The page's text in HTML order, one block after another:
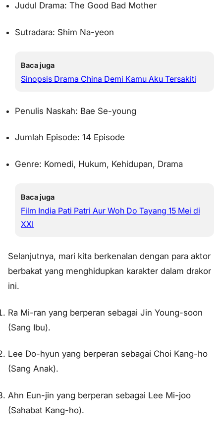
Judul Drama: The Good Bad Mother
Sutradara: Shim Na-yeon
Baca juga
Sinopsis Drama China Demi Kamu Aku Tersakiti
Penulis Naskah: Bae Se-young
Jumlah Episode: 14 Episode
Genre: Komedi, Hukum, Kehidupan, Drama
Baca juga
Film India Pati Patri Aur Woh Do Tayang 15 Mei di
XXI
Selanjutnya, mari kita berkenalan dengan para aktor
berbakat yang menghidupkan karakter dalam drakor
ini.
Ra Mi-ran yang berperan sebagai Jin Young-soon
(Sang Ibu).
Lee Do-hyun yang berperan sebagai Choi Kang-ho
(Sang Anak).
Ahn Eun-jin yang berperan sebagai Lee Mi-joo
(Sahabat Kang-ho).